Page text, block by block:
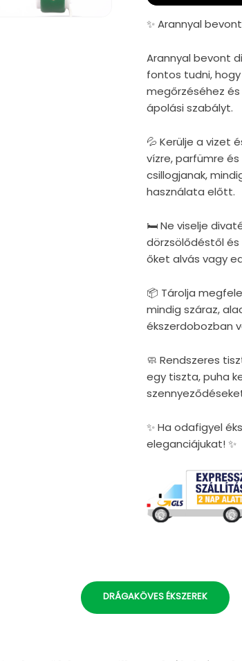
✨ Arannyal
Arannyal bevont
fontos tudni,
megőrzéséhez
ápolási szabályt.
💦 Kerülje a vizet
vízre, parfümre
csillogjanak,
használata előtt.
🛏 Ne viselje
dörzsölődéstől
őket alvás vagy
📦 Tárolja
mindig száraz,
ékszerdobozban
🧼 Rendszeres
egy tiszta, puha
✨ Ha odafigyel
eleganciájukat! ✨
DRÁGAKÖVES ÉKSZEREK